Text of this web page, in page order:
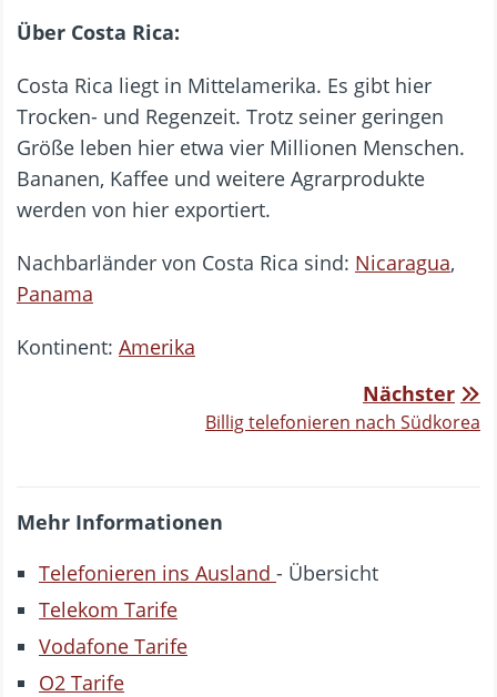
Über Costa Rica:
Costa Rica liegt in Mittelamerika. Es gibt hier
Trocken- und Regenzeit. Trotz seiner geringen
Größe leben hier etwa vier Millionen Menschen.
Bananen, Kaffee und weitere Agrarprodukte
werden von hier exportiert.
Nachbarländer von Costa Rica sind: Nicaragua,
Panama
Kontinent: Amerika
Nächster
Billig telefonieren nach Südkorea
Mehr Informationen
Telefonieren ins Ausland - Übersicht
Telekom Tarife
Vodafone Tarife
O2 Tarife